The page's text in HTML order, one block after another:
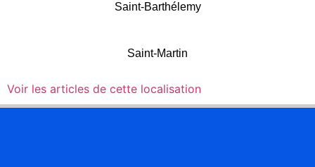
Saint-Barthélemy
Saint-Martin
Voir les articles de cette localisation